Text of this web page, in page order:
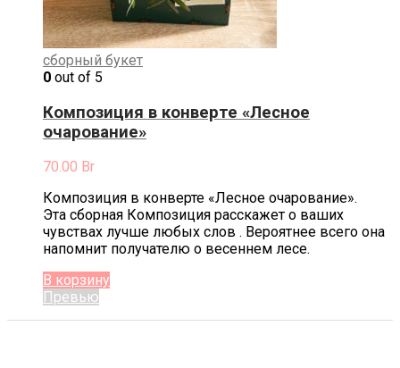
сборный букет
0 out of 5
Композиция в конверте «Лесное
очарование»
70.00 Br
Композиция в конверте «Лесное очарование».
Эта сборная Композиция расскажет о ваших
чувствах лучше любых слов . Вероятнее всего она
напомнит получателю о весеннем лесе.
В корзину
Превью